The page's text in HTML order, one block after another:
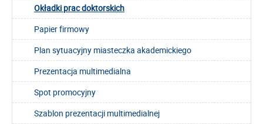
Okładki prac doktorskich
Papier firmowy
Plan sytuacyjny miasteczka akademickiego
Prezentacja multimedialna
Spot promocyjny
Szablon prezentacji multimedialnej